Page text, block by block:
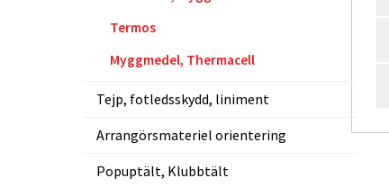
Termos
Myggmedel, Thermacell
Tejp, fotledsskydd, liniment
Arrangörsmateriel orientering
Popuptält, Klubbtält